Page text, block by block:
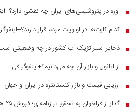
■ اوره در پتروشیمی‌های ایران چه نقشی
■ کدام کارت‌ها در اولویت مردم قرار
■ ذخایر استراتژیک آب کشور در چه وضعیتی
■ از اتانول و بازار آن چه می‌دانیم؟+اینفوگرافی
■ ارزیابی قیمت و بازار کنستانتره در ایران و
■